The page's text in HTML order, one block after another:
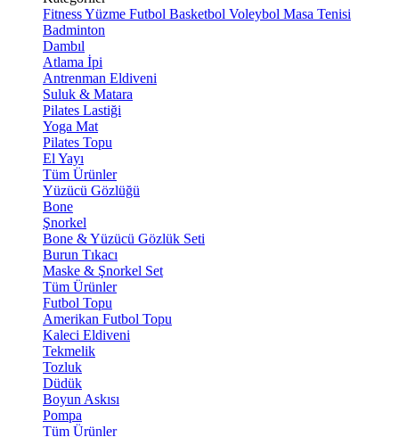
FitnessYüzme Futbol Basketbol Voleybol Masa Tenisi
Badminton
Dambıl
Atlama İpi
Antrenman Eldiveni
Suluk & Matara
Pilates Lastiği
Yoga Mat
Pilates Topu
El Yayı
Tüm Ürünler
Yüzücü Gözlüğü
Bone
Şnorkel
Bone & Yüzücü Gözlük Seti
Burun Tıkacı
Maske & Şnorkel Set
Tüm Ürünler
Futbol Topu
Amerikan Futbol Topu
Kaleci Eldiveni
Tekmelik
Tozluk
Düdük
Boyun Askısı
Pompa
Tüm Ürünler